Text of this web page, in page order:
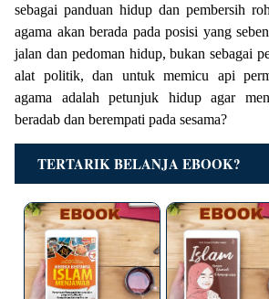
sebagai panduan hidup dan pembersih
agama akan berada pada posisi yang
jalan dan pedoman hidup, bukan sebagai
alat politik, dan untuk memicu api
agama adalah petunjuk hidup agar
beradab dan berempati pada sesama?
TERTARIK BELANJA EBOOK?